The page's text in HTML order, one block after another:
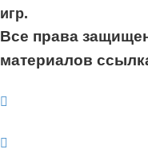
игр.
Все права
материалов